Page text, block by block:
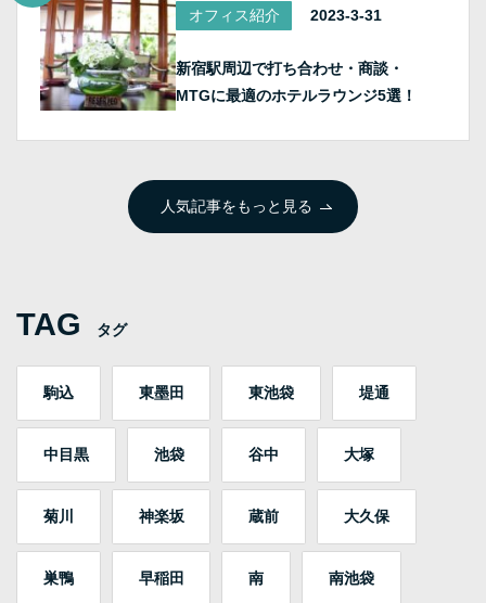
オフィス紹介 2023-3-31
新宿駅周辺で打ち合わせ・商談・
MTGに最適のホテルラウンジ5選！
人気記事をもっと見る
TAG タグ
駒込 東墨田 東池袋 堤通
中目黒 池袋 谷中 大塚
菊川 神楽坂 蔵前 大久保
巣鴨 早稲田 南 南池袋